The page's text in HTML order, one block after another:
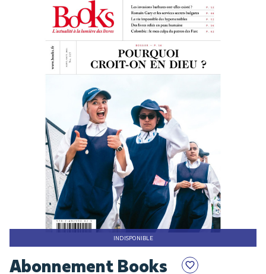
INDISPONIBLE
Skip
to
Abonnement Books